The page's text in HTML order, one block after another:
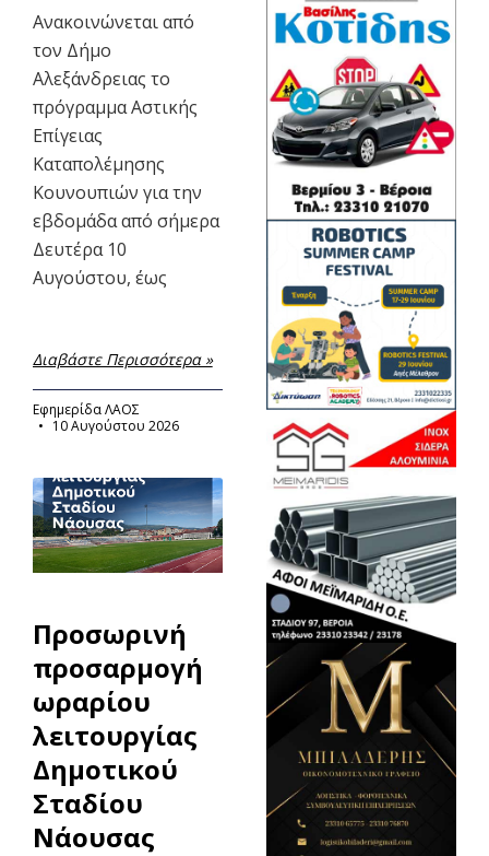
Ανακοινώνεται από
τον Δήμο
Αλεξάνδρειας το
πρόγραμμα Αστικής
Επίγειας
Καταπολέμησης
Κουνουπιών για την
εβδομάδα από σήμερα
Δευτέρα 10
Αυγούστου, έως
Διαβάστε Περισσότερα »
Εφημερίδα ΛΑΟΣ
10 Αυγούστου 2026
Προσωρινή
προσαρμογή
ωραρίου
λειτουργίας
Δημοτικού
Σταδίου
Νάουσας